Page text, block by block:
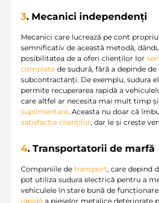
3. Mecanici independenți
Mecanici care lucrează pe cont
semnificativ de această metodă,
posibilitatea de a oferi clienților lor
complete de sudură, fără a depinde de
subcontractanți. De exemplu, sudura
permite recuperarea rapidă a
care altfel ar necesita mai mult timp și
suplimentare. Aceasta nu doar că
satisfacția clienților, dar le și crește
4. Transportatorii de marfă
Companiile de transport, care depind
pot utiliza sudura electrică pentru a
vehiculele în stare bună de
rapidă a pieselor metalice deteriorate